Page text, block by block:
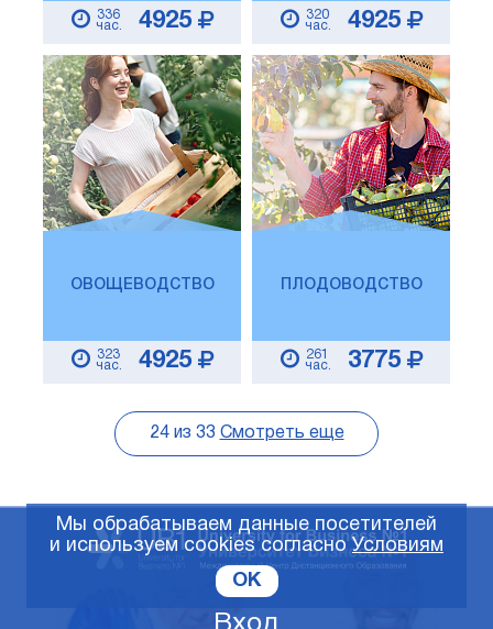
336
час.
4925
320
час.
4925
ОВОЩЕВОДСТВО
323
час.
4925
ПЛОДОВОДСТВО
261
час.
3775
24из 33 Смотреть еще
Вход
Мы обрабатываем данные посетителей
и используем cookies согласноУсловиям
OK